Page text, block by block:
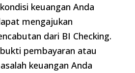
keuangan Anda
mengajukan
dari BI Checking.
pembayaran atau
keuangan Anda